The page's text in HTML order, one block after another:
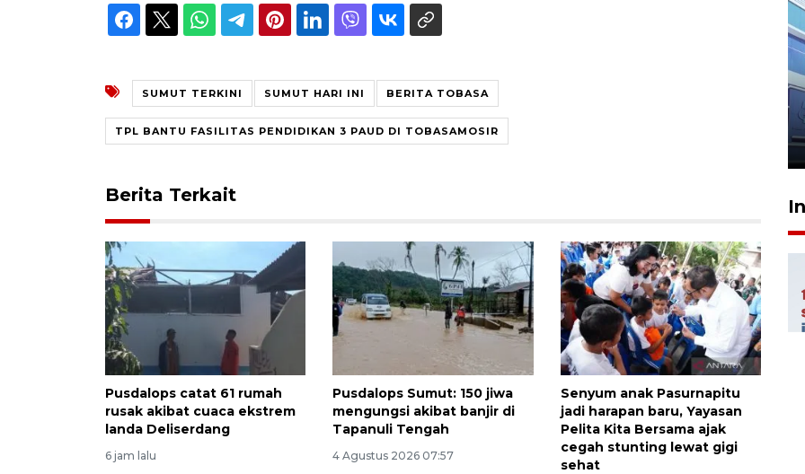
SUMUT TERKINI SUMUT HARI INI BERITA TOBASA
TPL BANTU FASILITAS PENDIDIKAN 3 PAUD DI TOBASAMOSIR
Berita Terkait
Pusdalops catat 61 rumah
rusak akibat cuaca ekstrem
landa Deliserdang
6 jam lalu
Pusdalops Sumut: 150 jiwa
mengungsi akibat banjir di
Tapanuli Tengah
4 Agustus 2026 07:57
Senyum anak Pasurnapitu
jadi harapan baru, Yayasan
Pelita Kita Bersama ajak
cegah stunting lewat gigi
sehat
IDAI perkuat kompetensi
dokter tangani penyakit
jantung anak
23 Juli 2026 20:04